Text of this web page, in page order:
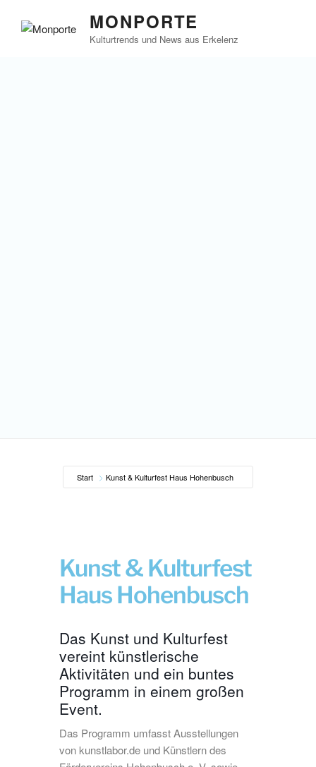
Inhalt
MONPORTE
Kulturtrends und News aus Erkelenz
Start Kunst & Kulturfest Haus Hohenbusch
Kunst & Kulturfest
Haus Hohenbusch
Das Kunst und Kulturfest
vereint künstlerische
Aktivitäten und ein buntes
Programm in einem großen
Event.
Das Programm umfasst Ausstellungen
von kunstlabor.de und Künstlern des